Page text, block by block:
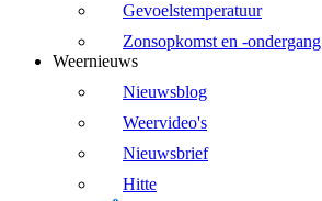
Gevoelstemperatuur
Zonsopkomst en -ondergang
Weernieuws
Nieuwsblog
Weervideo's
Nieuwsbrief
Hitte